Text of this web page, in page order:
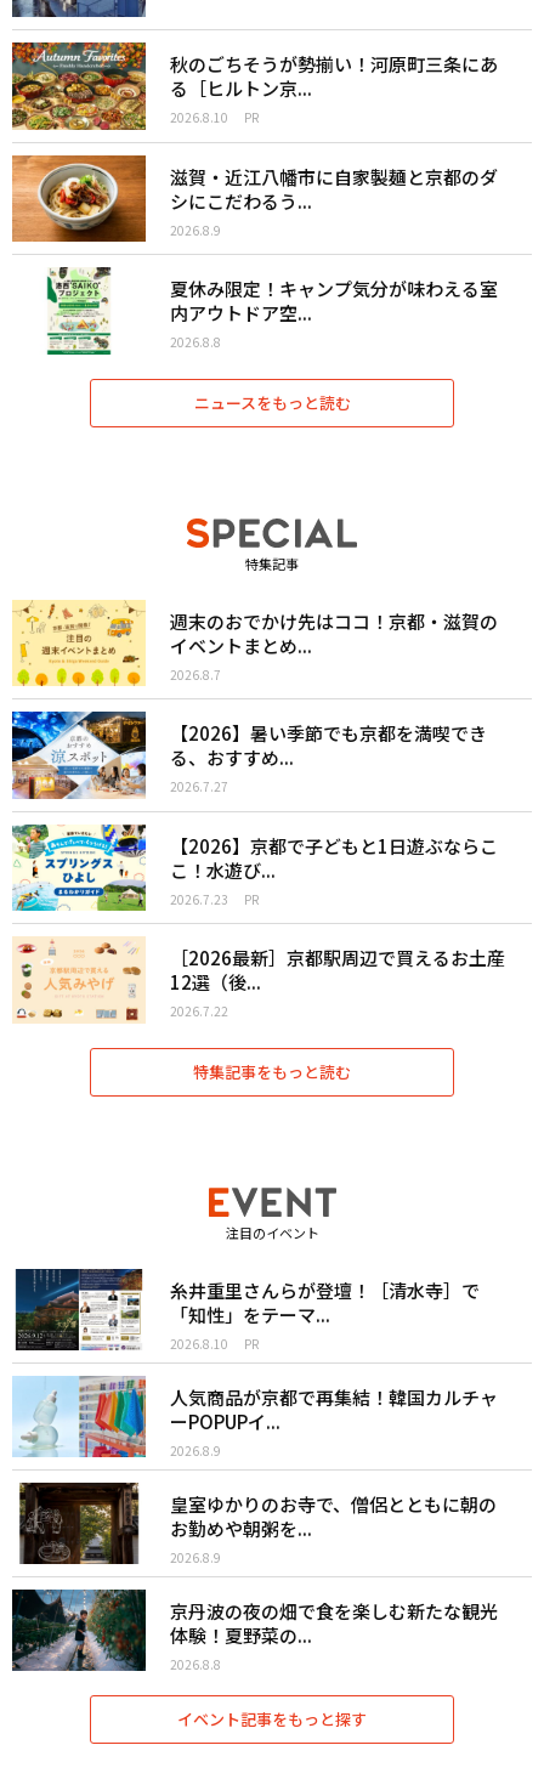
秋のごちそうが勢揃い！河原町三条にあ
る［ヒルトン京...
2026.8.10 PR
滋賀・近江八幡市に自家製麺と京都のダ
シにこだわるう...
2026.8.9
夏休み限定！キャンプ気分が味わえる室
内アウトドア空...
2026.8.8
ニュースをもっと読む
特集記事
週末のおでかけ先はココ！京都・滋賀の
イベントまとめ...
2026.8.7
【2026】暑い季節でも京都を満喫でき
る、おすすめ...
2026.7.27
【2026】京都で子どもと1日遊ぶならこ
こ！水遊び...
2026.7.23 PR
［2026最新］京都駅周辺で買えるお土産
12選（後...
2026.7.22
特集記事をもっと読む
注目のイベント
糸井重里さんらが登壇！［清水寺］で
「知性」をテーマ...
2026.8.10 PR
人気商品が京都で再集結！韓国カルチャ
ーPOPUPイ...
2026.8.9
皇室ゆかりのお寺で、僧侶とともに朝の
お勤めや朝粥を...
2026.8.9
京丹波の夜の畑で食を楽しむ新たな観光
体験！夏野菜の...
2026.8.8
イベント記事をもっと探す